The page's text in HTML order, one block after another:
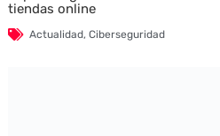
tiendas online
Actualidad, Ciberseguridad